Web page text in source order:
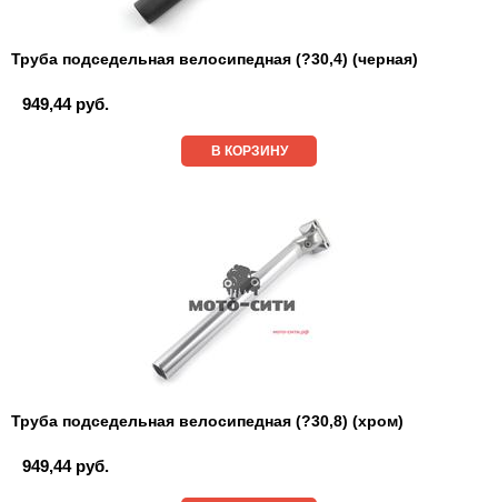
Труба подседельная велосипедная (?30,4) (черная)
949,44 руб.
В КОРЗИНУ
Труба подседельная велосипедная (?30,8) (хром)
949,44 руб.